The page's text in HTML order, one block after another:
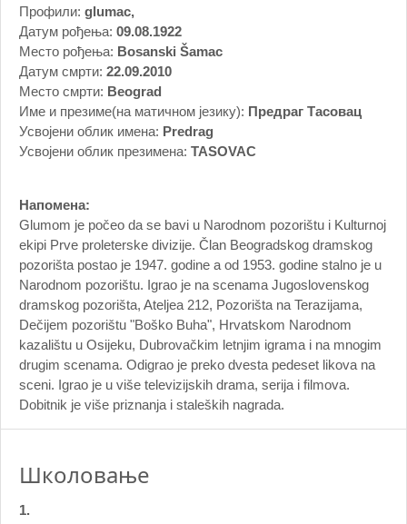
Профили: glumac,
Датум рођења: 09.08.1922
Место рођења: Bosanski Šamac
Датум смрти: 22.09.2010
Место смрти: Beograd
Име и презиме(на матичном језику): Предраг Тасовац
Усвојени облик имена: Predrag
Усвојени облик презимена: TASOVAC
Напомена:
Glumom je počeo da se bavi u Narodnom pozorištu i Kulturnoj
ekipi Prve proleterske divizije. Član Beogradskog dramskog
pozorišta postao je 1947. godine a od 1953. godine stalno je u
Narodnom pozorištu. Igrao je na scenama Jugoslovenskog
dramskog pozorišta, Ateljea 212, Pozorišta na Terazijama,
Dečijem pozorištu "Boško Buha", Hrvatskom Narodnom
kazalištu u Osijeku, Dubrovačkim letnjim igrama i na mnogim
drugim scenama. Odigrao je preko dvesta pedeset likova na
sceni. Igrao je u više televizijskih drama, serija i filmova.
Dobitnik je više priznanja i staleških nagrada.
Школовање
1.